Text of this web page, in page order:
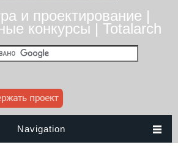
и проектирование |
конкурсы | Totalarch
Navigation